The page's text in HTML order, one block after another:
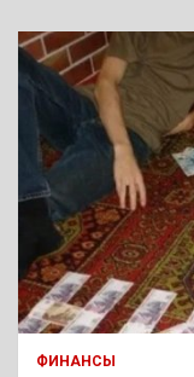
ФИНАНСЫ